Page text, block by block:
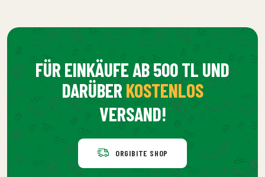
FÜR EINKÄUFE AB 500 TL UND
DARÜBERKOSTENLOS
VERSAND!
ORGIBITE SHOP